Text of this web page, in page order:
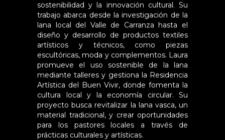
sostenibilidad y la innovación cultural. Su
trabajo abarca desde la investigación de la
lana local del Valle de Carranza hasta el
diseño y desarrollo de productos textiles
artísticos y técnicos, como piezas
escultóricas, moda y complementos. Laura
promueve el uso sostenible de la lana
mediante talleres y gestiona la Residencia
Artística del Buen Vivir, donde fomenta la
cultura local y la economía circular. Su
proyecto busca revitalizar la lana vasca, un
material tradicional, y crear oportunidades
para los pastores locales a través de
prácticas culturales y artísticas.